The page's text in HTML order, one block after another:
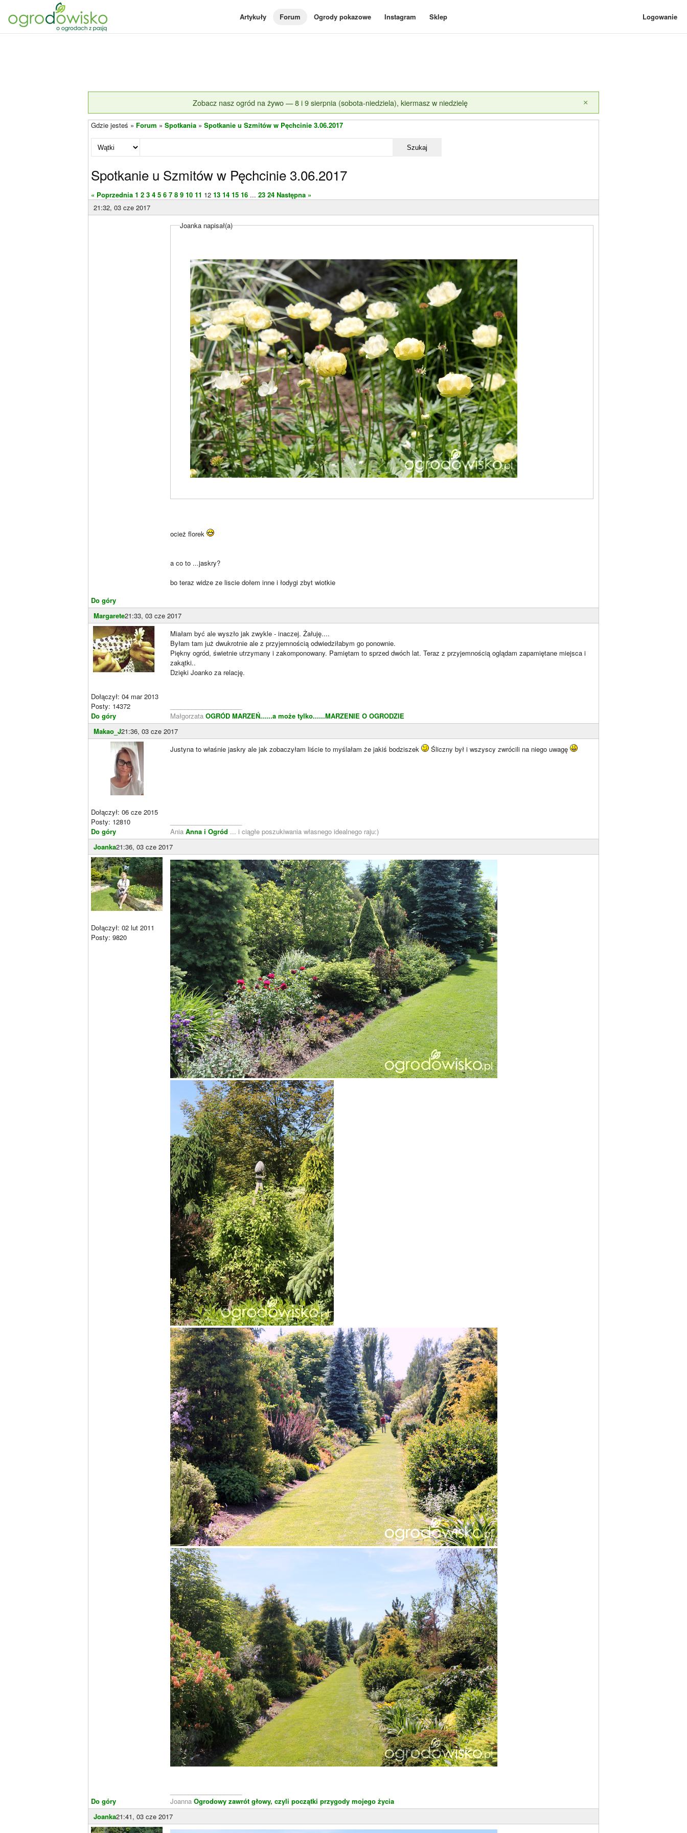
Artykuły Forum Ogrody pokazowe Instagram Sklep Logowanie
Zobacz nasz ogród na żywo — 8 i 9 sierpnia (sobota-niedziela), kiermasz w niedzielę ×
Gdzie jesteś » Forum » Spotkania » Spotkanie u Szmitów w Pęchcinie 3.06.2017
Szukaj
Spotkanie u Szmitów w Pęchcinie 3.06.2017
« Poprzednia 1 2 3 4 5 6 7 8 9 10 11 12 13 14 15 16 ... 23 24 Następna »
21:32, 03 cze 2017
Do góry
Joanka napisał(a)
ocież florek
a co to ...jaskry?
bo teraz widze ze liscie dołem inne i łodygi zbyt wiotkie
Margarete21:33, 03 cze 2017
Dołączył: 04 mar 2013
Posty: 14372
Do góry
Miałam być ale wyszło jak zwykle - inaczej. Żałuję....
Byłam tam już dwukrotnie ale z przyjemnością odwiedziłabym go ponownie.
Piękny ogród, świetnie utrzymany i zakomponowany. Pamiętam to sprzed dwóch lat. Teraz z przyjemnością oglądam zapamiętane miejsca i
zakątki..
Dzięki Joanko za relację.
Małgorzata OGRÓD MARZEŃ......a może tylko......MARZENIE O OGRODZIE
Makao_J21:36, 03 cze 2017
Dołączył: 06 cze 2015
Posty: 12810
Do góry
Justyna to właśnie jaskry ale jak zobaczyłam liście to myślałam że jakiś bodziszek Śliczny był i wszyscy zwrócili na niego uwagę
Ania Anna i Ogród ... i ciągłe poszukiwania własnego idealnego raju:)
Joanka21:36, 03 cze 2017
Dołączył: 02 lut 2011
Posty: 9820
Do góry
Joanna Ogrodowy zawrót głowy, czyli początki przygody mojego życia
Joanka21:41, 03 cze 2017